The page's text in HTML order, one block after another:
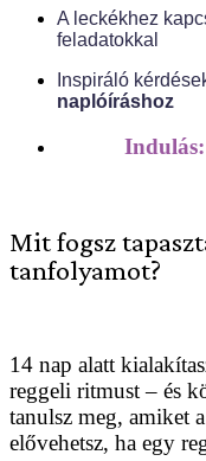
A leckékhez
feladatokkal
Inspiráló
naplóíráshoz
Mit fogsz
tanfolyamot?
14 nap alatt
reggeli ritmust – és
tanulsz meg, amiket
elővehetsz, ha egy